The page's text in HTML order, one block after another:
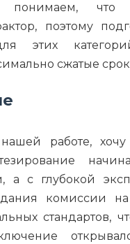
поэтому
этих
сжатые
работе, хочу
а с глубокой
комиссии
стандартов,